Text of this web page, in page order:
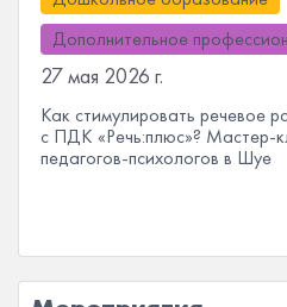
Дополнительное
27 мая 2026 г.
Как стимулировать речевое
с ПДК «Речь:плюс»? Мастер-
педагогов-психологов в Шуе